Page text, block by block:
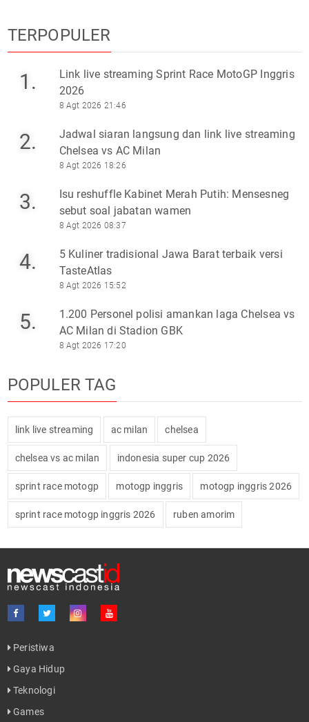
TERPOPULER
1.
Link live streaming Sprint Race MotoGP Inggris
2026
8 Agt 2026 21:46
2.
Jadwal siaran langsung dan link live streaming
Chelsea vs AC Milan
8 Agt 2026 18:26
3.
Isu reshuffle Kabinet Merah Putih: Mensesneg
sebut soal jabatan wamen
8 Agt 2026 08:37
4.
5 Kuliner tradisional Jawa Barat terbaik versi
TasteAtlas
8 Agt 2026 15:52
5.
1.200 Personel polisi amankan laga Chelsea vs
AC Milan di Stadion GBK
8 Agt 2026 17:20
POPULER TAG
link live streaming ac milan chelsea
chelsea vs ac milan indonesia super cup 2026
sprint race motogp motogp inggris motogp inggris 2026
sprint race motogp inggris 2026 ruben amorim
Peristiwa
Gaya Hidup
Teknologi
Games